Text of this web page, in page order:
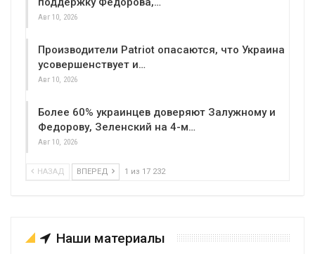
Авг 10, 2026
Производители Patriot опасаются, что Украина
усовершенствует и…
Авг 10, 2026
Более 60% украинцев доверяют Залужному и
Федорову, Зеленский на 4-м…
Авг 10, 2026
НАЗАД ВПЕРЕД 1 из 17 232
Наши материалы